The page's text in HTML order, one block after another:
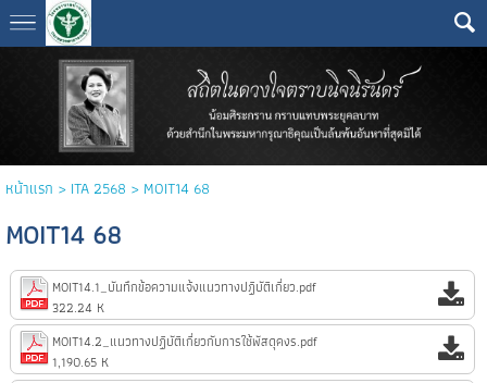
หน้าแรก > ITA 2568 > MOIT14 68
MOIT14 68
MOIT14.1_บันทึกข้อความแจ้งแนวทางปฏิบัติเกี่ยว.pdf
322.24 K
MOIT14.2_แนวทางปฏิบัติเกี่ยวกับการใช้พัสดุคงร.pdf
1,190.65 K